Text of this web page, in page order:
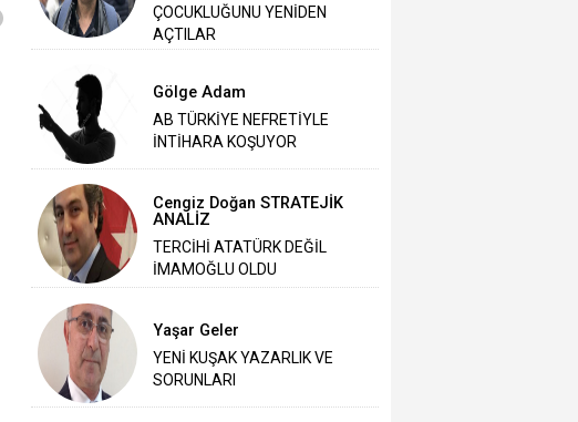
ÇOCUKLUĞUNU YENİDEN
AÇTILAR
Gölge Adam
AB TÜRKİYE NEFRETİYLE
İNTİHARA KOŞUYOR
Cengiz Doğan STRATEJİK
ANALİZ
TERCİHİ ATATÜRK DEĞİL
İMAMOĞLU OLDU
Yaşar Geler
‎YENİ KUŞAK YAZARLIK VE
SORUNLARI